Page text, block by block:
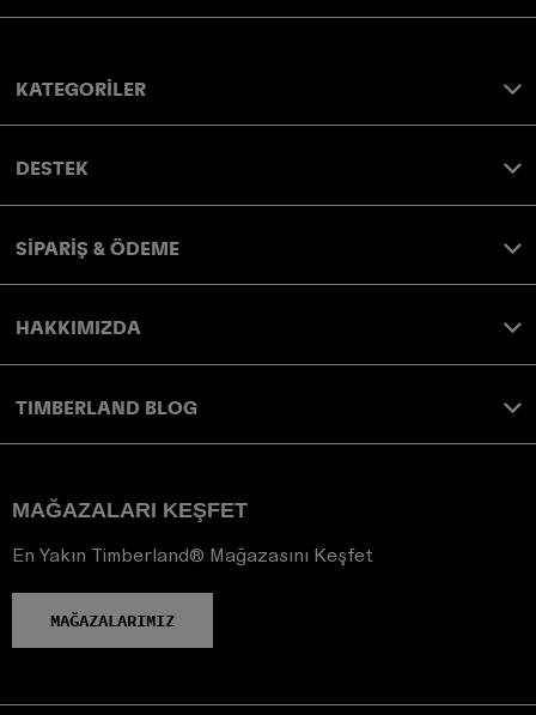
KATEGORİLER
DESTEK
SİPARİŞ & ÖDEME
HAKKIMIZDA
TIMBERLAND BLOG
MAĞAZALARI KEŞFET
En Yakın Timberland® Mağazasını Keşfet
MAĞAZALARIMIZ